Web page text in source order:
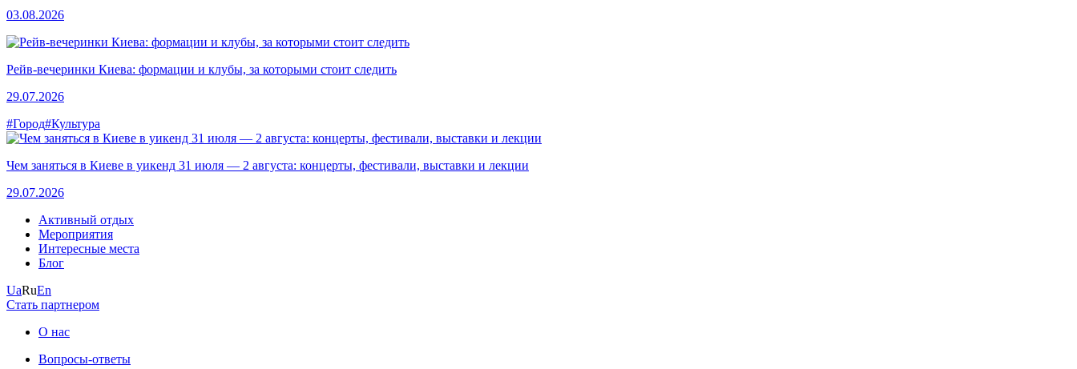
03.08.2026
Рейв-вечеринки Киева: формации и клубы, за которыми стоит следить
29.07.2026
#Город#Культура
Чем заняться в Киеве в уикенд 31 июля — 2 августа: концерты, фестивали, выставки и лекции
29.07.2026
Активный отдых
Мероприятия
Интересные места
Блог
UaRuEn
Стать партнером
О нас
Вопросы-ответы